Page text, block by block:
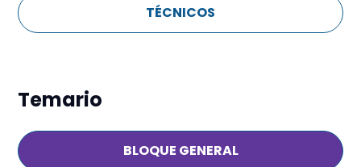
TÉCNICOS
Temario
BLOQUE GENERAL